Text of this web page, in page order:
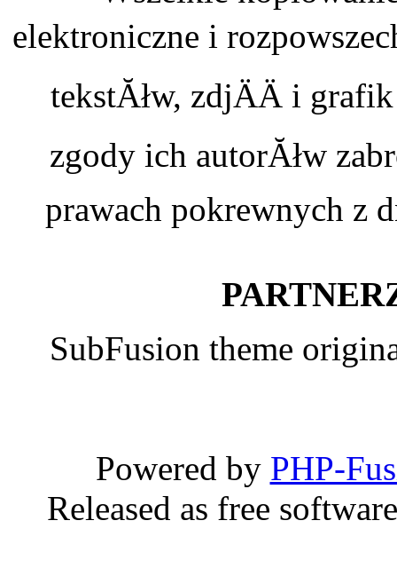
elektroniczne i
tekstĂłw, zdjÄÄ i
zgody ich autorĂłw
prawach pokrewnych z
SubFusion theme
Powered by PHP-
Released as free